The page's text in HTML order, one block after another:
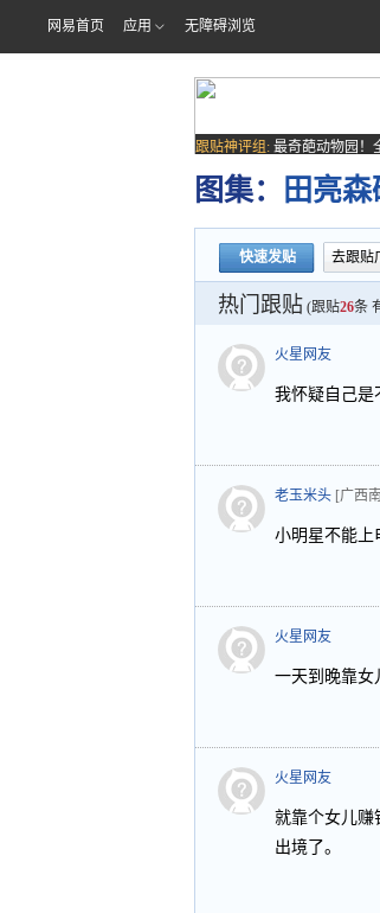
网易首页 应用 无障碍浏览
跟贴神评组: 最奇葩动物园！
场子
图集： 田亮
快速发贴 去跟贴
热门跟贴 (跟贴26条
火星网友
我怀疑自己是
老玉米头 [广西
小明星不能上
火星网友
一天到晚靠女
火星网友
就靠个女儿赚
出境了。